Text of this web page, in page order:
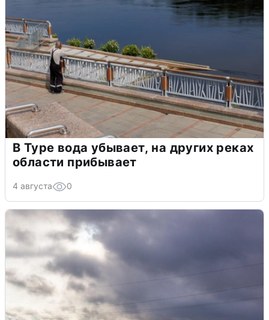
В Туре вода убывает, на других реках
области прибывает
4 августа 0